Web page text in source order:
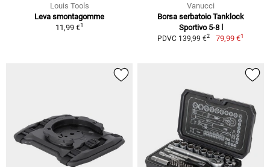
Louis Tools
Leva smontagomme
11,99 €1
Vanucci
Borsa serbatoio Tanklock
Sportivo 5-8 l
PDVC 139,99 €2 79,99 €1